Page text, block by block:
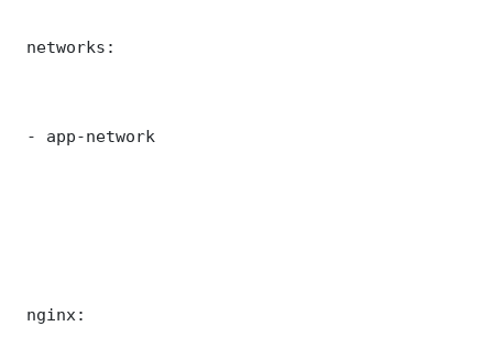
networks:
- app-network
nginx: